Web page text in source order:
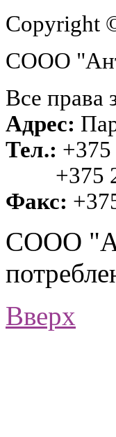
Copyright
СООО
Все
Адрес:
Тел.: +375
+375
Факс:
СООО
Вверх